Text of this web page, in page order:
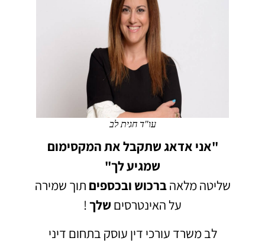
עו"ד חגית לב
"אני אדאג שתקבל את המקסימום
שמגיע לך"
שליטה מלאהברכוש ובכספים תוך שמירה
על האינטרסים שלך!
לב משרד עורכי דין עוסק בתחום דיני